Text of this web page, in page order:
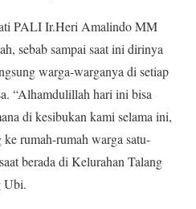
PALI Ir.Heri Amalindo MM
sebab sampai saat ini dirinya
warga-warganya di setiap
“Alhamdulillah hari ini bisa
di kesibukan kami selama ini,
rumah-rumah warga satu-
berada di Kelurahan Talang
Ubi.